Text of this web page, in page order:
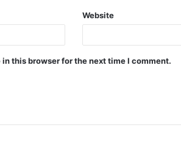
Website
this browser for the next time I comment.